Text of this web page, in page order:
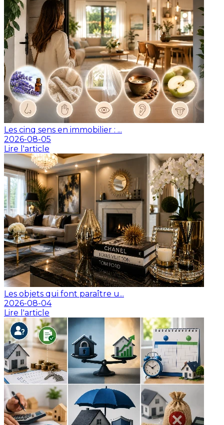
Les cinq sens en immobilier : ...
2026-08-05
Lire l'article
Les objets qui font paraître u...
2026-08-04
Lire l'article